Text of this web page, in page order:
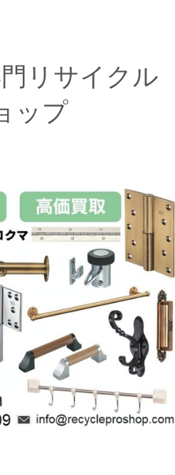
リサイクル
ップ